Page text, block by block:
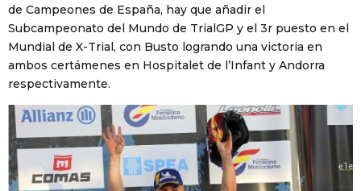
de Campeones de España, hay que añadir el
Subcampeonato del Mundo de TrialGP y el 3r puesto en el
Mundial de X-Trial, con Busto logrando una victoria en
ambos certámenes en Hospitalet de l’Infant y Andorra
respectivamente.